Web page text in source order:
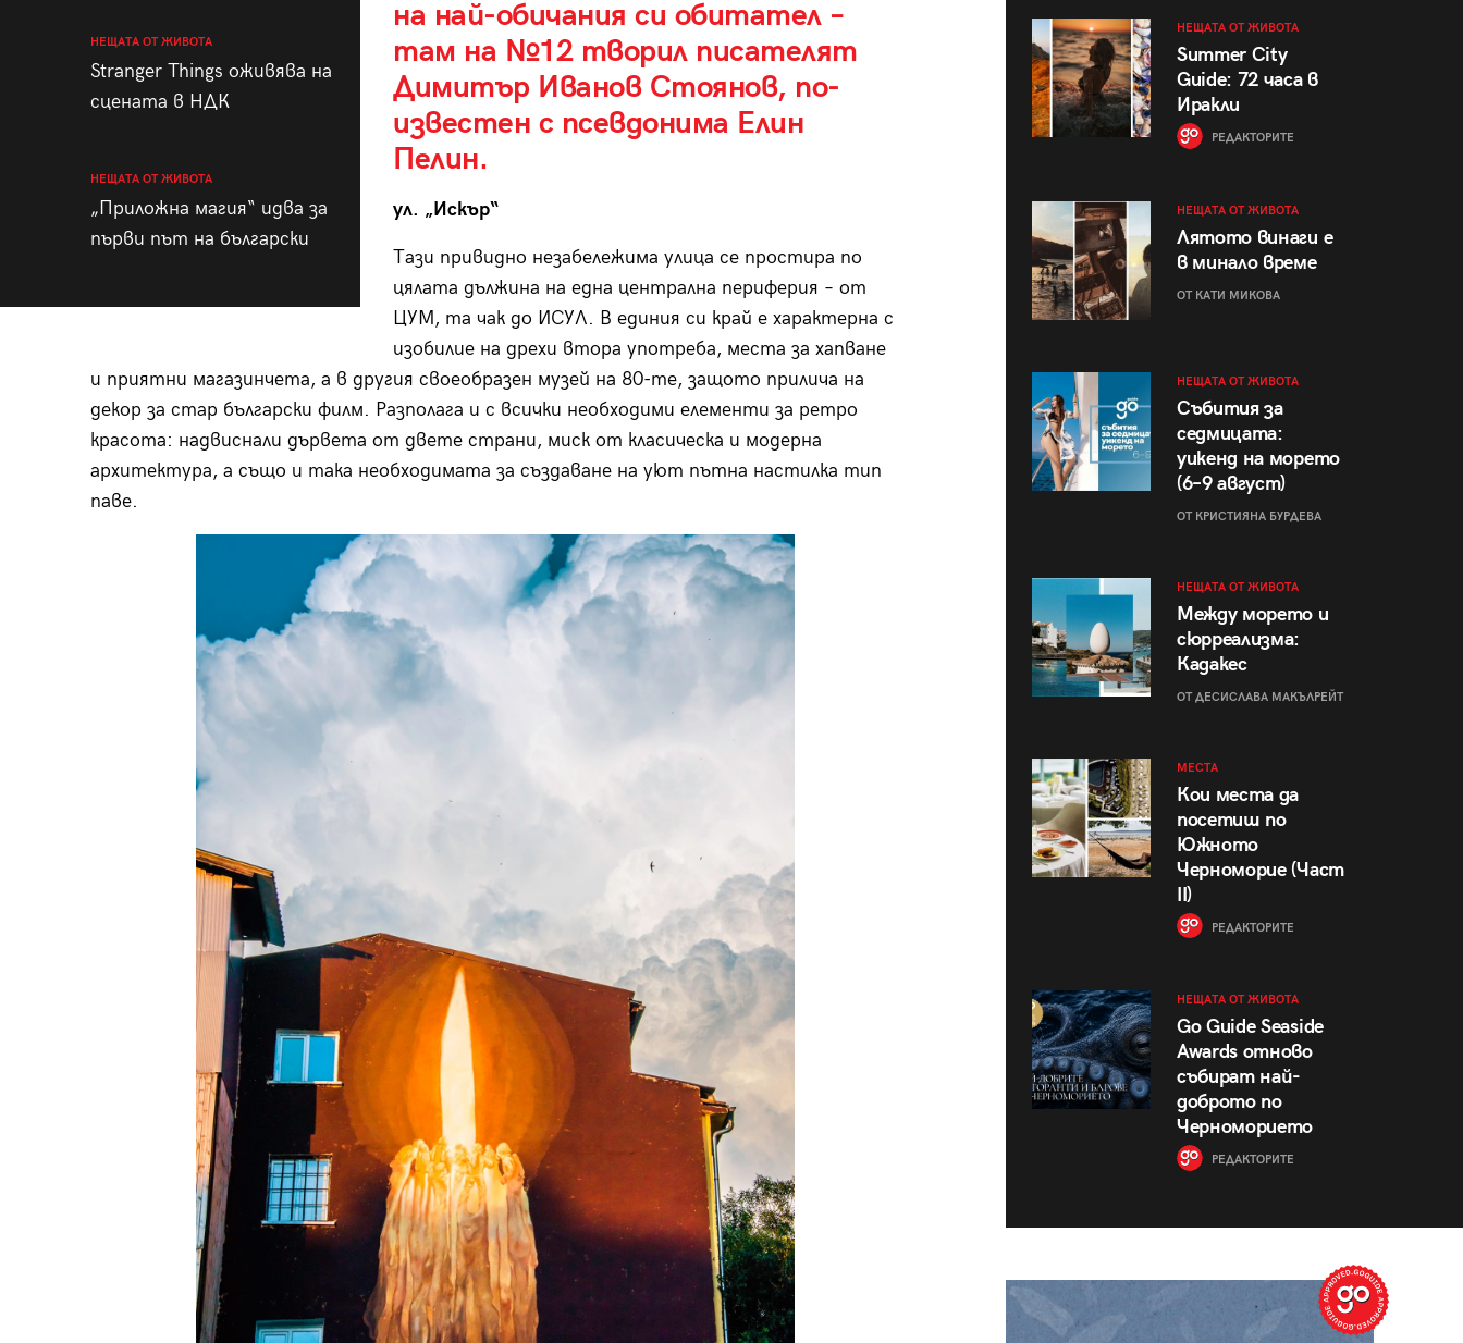
НЕЩАТА ОТ ЖИВОТА
Stranger Things оживява на
сцената в НДК
НЕЩАТА ОТ ЖИВОТА
„Приложна магия“ идва за
първи път на български
на най-обичания си обитател –
там на №12 творил писателят
Димитър Иванов Стоянов, по-
известен с псевдонима Елин
Пелин.
ул. „Искър“
Тази привидно незабележима улица се простира по
цялата дължина на една централна периферия – от
ЦУМ, та чак до ИСУЛ. В единия си край е характерна с
изобилие на дрехи втора употреба, места за хапване
и приятни магазинчета, а в другия своеобразен музей на 80-те, защото прилича на
декор за стар български филм. Разполага и с всички необходими елементи за ретро
красота: надвиснали дървета от двете страни, миск от класическа и модерна
архитектура, а също и така необходимата за създаване на уют пътна настилка тип
паве.
НЕЩАТА ОТ ЖИВОТА
Summer City
Guide: 72 часа в
Иракли
РЕДАКТОРИТЕ
НЕЩАТА ОТ ЖИВОТА
Лятото винаги е
в минало време
ОТ КАТИ МИКОВА
НЕЩАТА ОТ ЖИВОТА
Събития за
седмицата:
уикенд на морето
(6–9 август)
ОТ КРИСТИЯНА БУРДЕВА
НЕЩАТА ОТ ЖИВОТА
Между морето и
сюрреализма:
Кадакес
ОТ ДЕСИСЛАВА МАКЪЛРЕЙТ
МЕСТА
Кои места да
посетиш по
Южното
Черноморие (Част
II)
РЕДАКТОРИТЕ
НЕЩАТА ОТ ЖИВОТА
Go Guide Seaside
Awards отново
събират най-
доброто по
Черноморието
РЕДАКТОРИТЕ